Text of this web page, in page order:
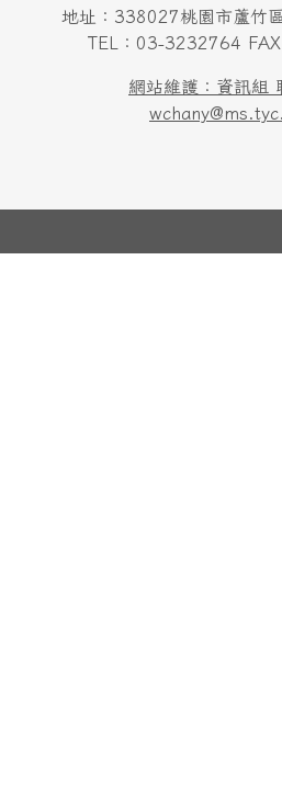
地址：338027桃園市蘆竹
TEL：03-3232764
網站維護：資訊組